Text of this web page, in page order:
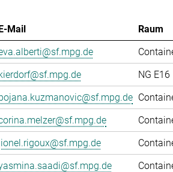
Mail Raum
NG E16